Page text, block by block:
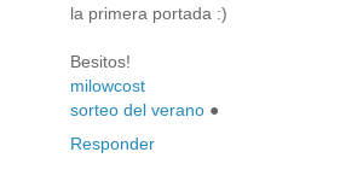
la primera portada :)
Besitos!
milowcost
sorteo del verano ●
Responder